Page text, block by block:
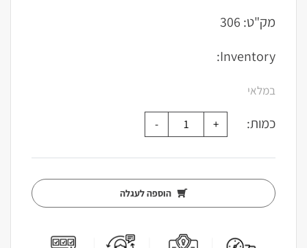
מק"ט: 306
Inventory:
במלאי
כמות:
הוספה לעגלה